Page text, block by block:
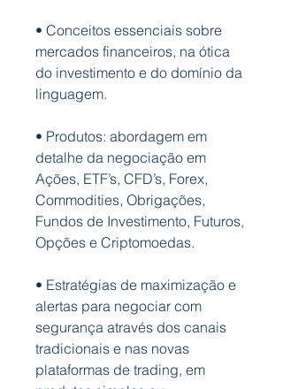
• Conceitos essenciais sobre
mercados financeiros, na ótica
do investimento e do domínio da
linguagem.
• Produtos: abordagem em
detalhe da negociação em
Ações, ETF’s, CFD’s, Forex,
Commodities, Obrigações,
Fundos de Investimento, Futuros,
Opções e Criptomoedas.
• Estratégias de maximização e
alertas para negociar com
segurança através dos canais
tradicionais e nas novas
plataformas de trading, em